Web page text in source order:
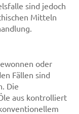
sind jedoch
Mitteln
oder
Fällen sind
Die
aus kontrolliert